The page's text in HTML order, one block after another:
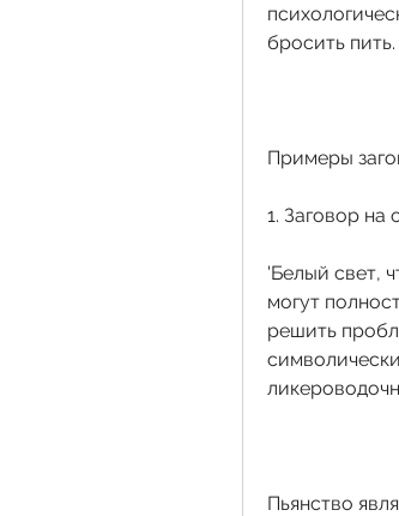
бросить пить.
Примеры
1. Заговор на
'Белый свет,
могут
решить
Пьянство